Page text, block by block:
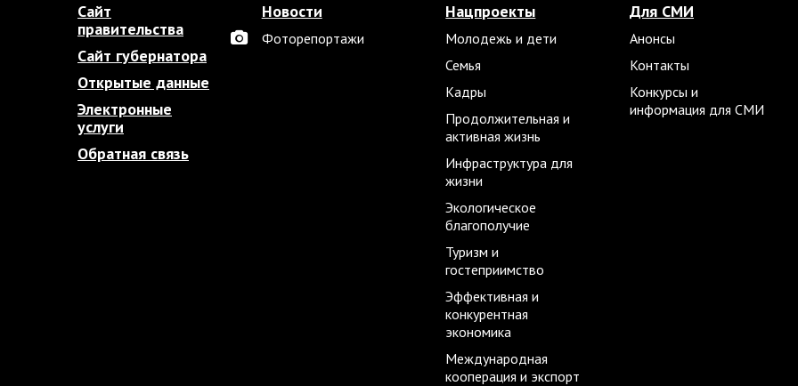
Сайт
правительства
Сайт губернатора
Открытые данные
Электронные
услуги
Обратная связь
Новости
Фоторепортажи
Нацпроекты
Молодежь и дети
Семья
Кадры
Продолжительная и
активная жизнь
Инфраструктура для
жизни
Экологическое
благополучие
Туризм и
гостеприимство
Эффективная и
конкурентная
экономика
Международная
кооперация и экспорт
Для СМИ
Анонсы
Контакты
Конкурсы и
информация для СМИ